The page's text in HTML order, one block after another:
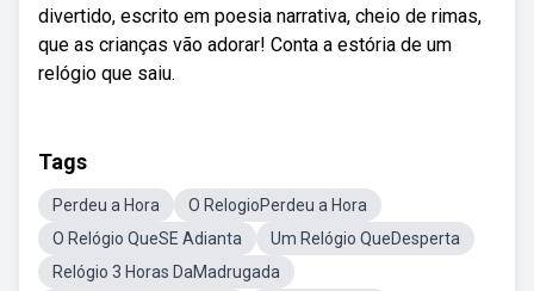
divertido, escrito em poesia narrativa, cheio de rimas,
que as crianças vão adorar! Conta a estória de um
relógio que saiu.
Tags
Perdeu a Hora
O RelogioPerdeu a Hora
O Relógio QueSE Adianta
Um Relógio QueDesperta
Relógio 3 Horas DaMadrugada